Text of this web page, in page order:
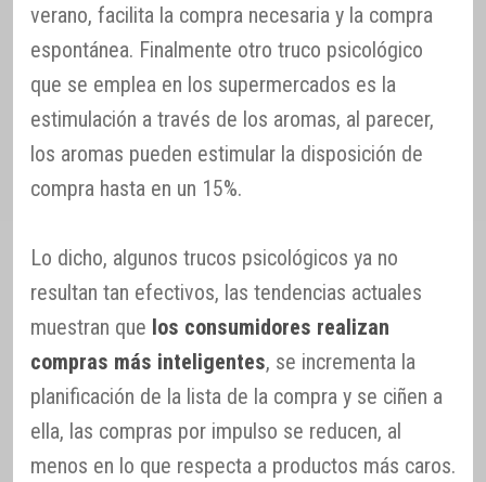
verano, facilita la compra necesaria y la compra
espontánea. Finalmente otro truco psicológico
que se emplea en los supermercados es la
estimulación a través de los aromas, al parecer,
los aromas pueden estimular la disposición de
compra hasta en un 15%.
Lo dicho, algunos trucos psicológicos ya no
resultan tan efectivos, las tendencias actuales
muestran que los consumidores realizan
compras más inteligentes, se incrementa la
planificación de la lista de la compra y se ciñen a
ella, las compras por impulso se reducen, al
menos en lo que respecta a productos más caros.